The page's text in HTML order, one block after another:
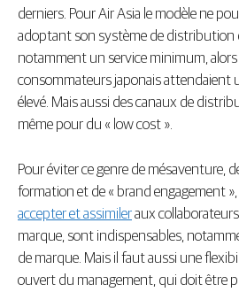
derniers. Pour Air Asia le modèle ne
adoptant son système de distribution
notamment un service minimum,
consommateurs japonais attendaient
élevé. Mais aussi des canaux de
même pour du « low cost ».
Pour éviter ce genre de mésaventure,
formation et de « brand engagement
accepter et assimileraux
marque, sont indispensables,
de marque. Mais il faut aussi une
ouvert du management, qui doit être